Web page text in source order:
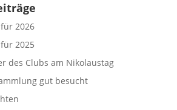
2026
2025
des Clubs am Nikolaustag
gut besucht